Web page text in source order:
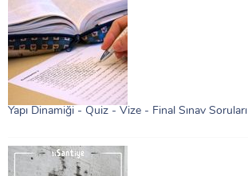
Yapı Dinamiği - Quiz - Vize - Final Sınav Soruları